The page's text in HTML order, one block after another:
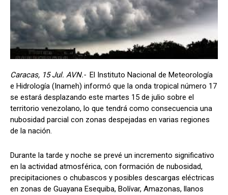
Caracas, 15 Jul. AVN.- El Instituto Nacional de Meteorología
e Hidrología (Inameh) informó que la onda tropical número 17
se estará desplazando este martes 15 de julio sobre el
territorio venezolano, lo que tendrá como consecuencia una
nubosidad parcial con zonas despejadas en varias regiones
de la nación.
Durante la tarde y noche se prevé un incremento significativo
en la actividad atmosférica, con formación de nubosidad,
precipitaciones o chubascos y posibles descargas eléctricas
en zonas de Guayana Esequiba, Bolívar, Amazonas, llanos